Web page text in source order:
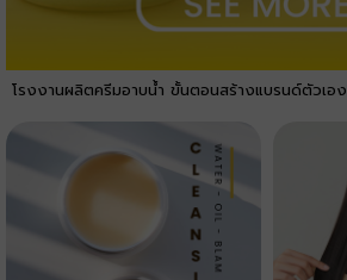
โรงงานผลิตครีมอาบน้ำ ขั้นตอนสร้างแบรนด์ตัวเอง